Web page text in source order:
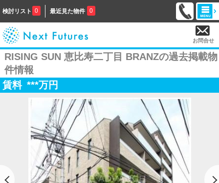
検討リスト 0 最近見た物件 0
お問合せ
RISING SUN 恵比寿二丁目 BRANZの過去掲載物
件情報
賃料 ***万円